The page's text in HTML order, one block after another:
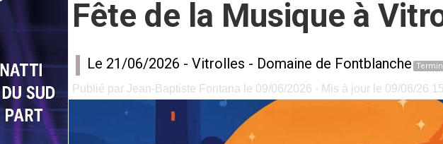
Fête de la Musique à
Le 21/06/2026 - Vitrolles - Domaine de Fontblanche
Publié par Jean-Baptiste Fontana le 09/06/2026 - Mis à jour le 09/06/26